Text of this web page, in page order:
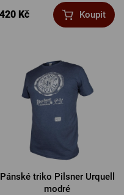
420 Kč Koupit
Pánské triko Pilsner Urquell
modré